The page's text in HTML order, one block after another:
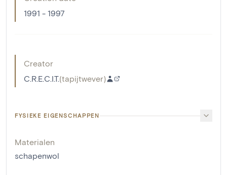
1991 - 1997
Creator
C.R.E.C.I.T.(tapijtwever)
FYSIEKE EIGENSCHAPPEN
Materialen
schapenwol